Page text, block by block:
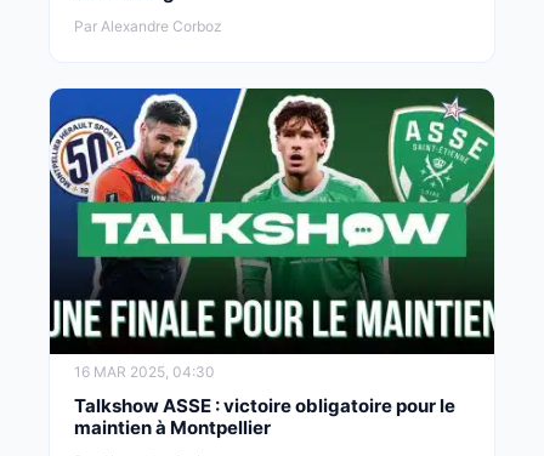
Par Alexandre Corboz
16 MAR 2025, 04:30
Talkshow ASSE : victoire obligatoire pour le
maintien à Montpellier